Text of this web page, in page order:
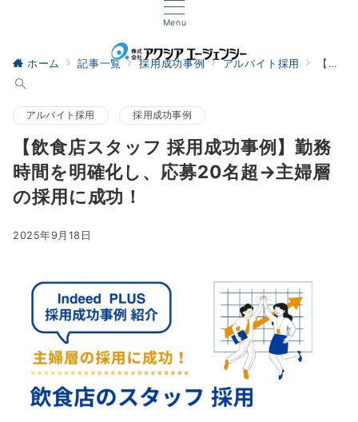
Menu
ホーム 記事一覧 採用成功事例 アルバイト採用 【飲食店スタッフ 採用成功事例】勤務時間を明確化し、応募20名超→主婦層の採用に成功！
アルバイト採用 採用成功事例
【飲食店スタッフ 採用成功事例】勤務
時間を明確化し、応募20名超→主婦層
の採用に成功！
2025年9月18日